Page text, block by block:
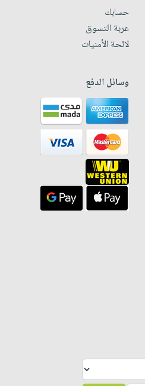
حسابك
عربة التسوق
لائحة الأمنيات
وسائل الدفع